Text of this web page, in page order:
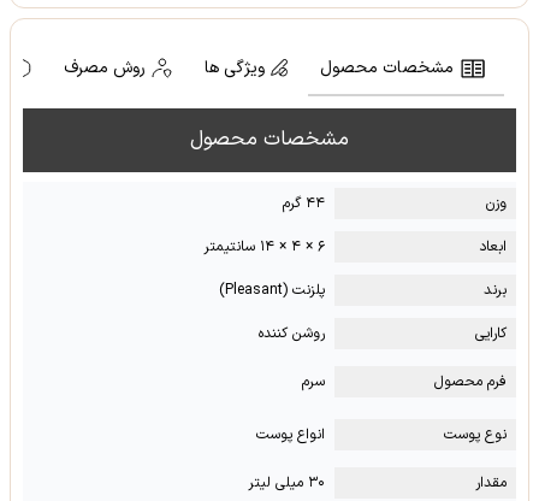
مشخصات محصول ویژگی ها روش مصرف
مشخصات محصول
وزن
۴۴ گرم
ابعاد
۶ × ۴ × ۱۴ سانتیمتر
برند
پلزنت (Pleasant)
کارایی
روشن کننده
فرم محصول سرم
نوع پوست انواع پوست
مقدار ۳۰ میلی لیتر